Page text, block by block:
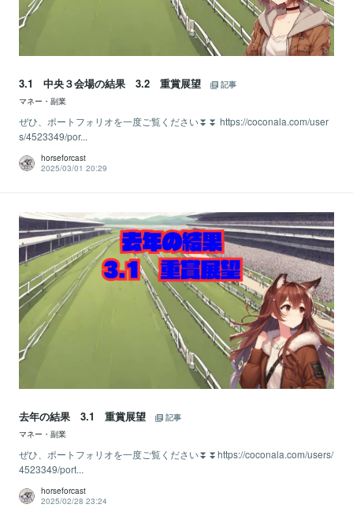
3.1 中央３会場の結果 3.2 重賞展望
記事
マネー・副業
ぜひ、ポートフォリオを一度ご覧ください⏬⏬ https://coconala.com/user
s/4523349/por...
horseforcast
2025/03/01 20:29
去年の結果 3.1 重賞展望
記事
マネー・副業
ぜひ、ポートフォリオを一度ご覧ください⏬⏬https://coconala.com/users/
4523349/port...
horseforcast
2025/02/28 23:24